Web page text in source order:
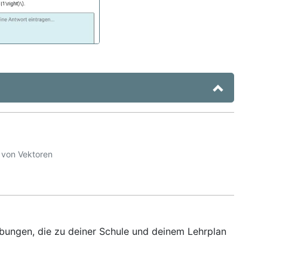
Vektoren
die zu deiner Schule und deinem Lehrplan